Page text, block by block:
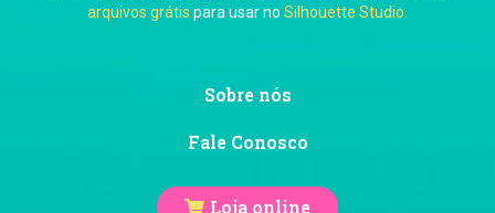
Ju Mirthes
arquivos grátis para usar no Silhouette Studio
Sobre nós
Fale Conosco
Loja online